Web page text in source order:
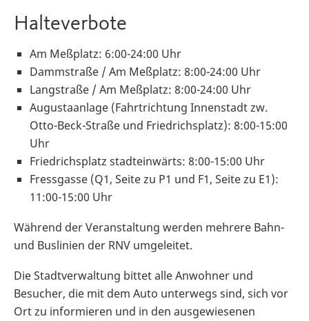
Halteverbote
Am Meßplatz: 6:00-24:00 Uhr
Dammstraße / Am Meßplatz: 8:00-24:00 Uhr
Langstraße / Am Meßplatz: 8:00-24:00 Uhr
Augustaanlage (Fahrtrichtung Innenstadt zw.
Otto-Beck-Straße und Friedrichsplatz): 8:00-15:00
Uhr
Friedrichsplatz stadteinwärts: 8:00-15:00 Uhr
Fressgasse (Q1, Seite zu P1 und F1, Seite zu E1):
11:00-15:00 Uhr
Während der Veranstaltung werden mehrere Bahn-
und Buslinien der RNV umgeleitet.
Die Stadtverwaltung bittet alle Anwohner und
Besucher, die mit dem Auto unterwegs sind, sich vor
Ort zu informieren und in den ausgewiesenen